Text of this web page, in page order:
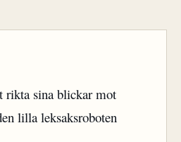
rikta sina blickar mot
lilla leksaksroboten